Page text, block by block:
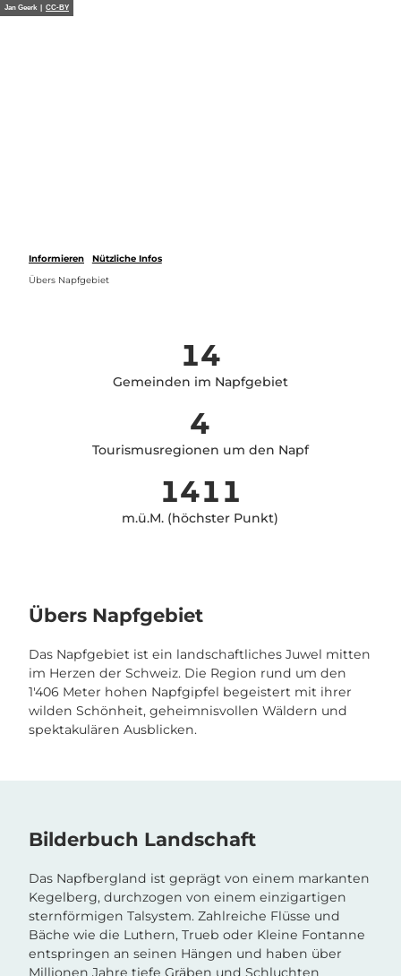
ZJan Geerk | CC-BY
Informieren
Nützliche Infos
Übers Napfgebiet
14
Gemeinden im Napfgebiet
4
Tourismusregionen um den Napf
1411
m.ü.M. (höchster Punkt)
Übers Napfgebiet
Das Napfgebiet ist ein landschaftliches Juwel mitten
im Herzen der Schweiz. Die Region rund um den
1'406 Meter hohen Napfgipfel begeistert mit ihrer
wilden Schönheit, geheimnisvollen Wäldern und
spektakulären Ausblicken.
Bilderbuch Landschaft
Das Napfbergland ist geprägt von einem markanten
Kegelberg, durchzogen von einem einzigartigen
sternförmigen Talsystem. Zahlreiche Flüsse und
Bäche wie die Luthern, Trueb oder Kleine Fontanne
entspringen an seinen Hängen und haben über
Millionen Jahre tiefe Gräben und Schluchten